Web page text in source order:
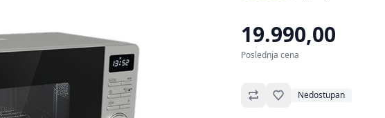
19.990,00
Poslednja cena
Omiljeno
Nedostupan